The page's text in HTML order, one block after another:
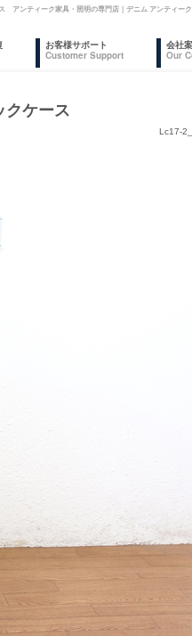
アンティーク家具・照明の専門店｜デニム アンティー
お客様サポート
Customer Support
会社
Our
ケース
Lc17-